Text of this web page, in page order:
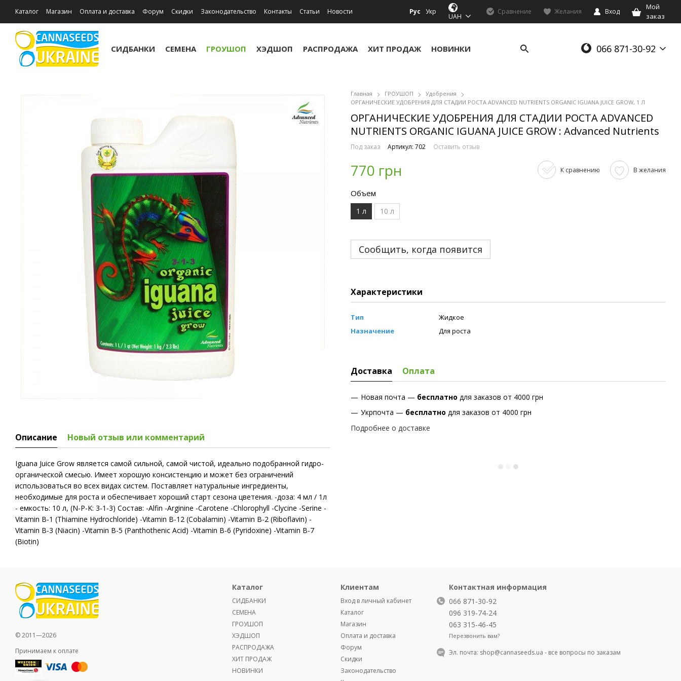
Каталог Магазин Оплата и доставка Форум Скидки Законодательство Контакты Статьи
Новости
Рус Укр
UAH
Сравнение Желания Вход
Мой
заказ
СИДБАНКИ СЕМЕНА ГРОУШОП ХЭДШОП РАСПРОДАЖА ХИТ ПРОДАЖ НОВИНКИ 066 871-30-92
Описание Новый отзыв или комментарий
Iguana Juice Grow является самой сильной, самой чистой, идеально подобранной гидро-
органической смесью. Имеет хорошую консистенцию и может без ограничений
использоваться во всех видах систем. Поставляет натуральные ингредиенты,
необходимые для роста и обеспечивает хороший старт сезона цветения. -доза: 4 мл / 1л
- емкость: 10 л, (N-P-K: 3-1-3) Состав: -Alfin -Arginine -Carotene -Chlorophyll -Clycine -Serine -
Vitamin B-1 (Thiamine Hydrochloride) -Vitamin B-12 (Cobalamin) -Vitamin B-2 (Riboflavin) -
Vitamin B-3 (Niacin) -Vitamin B-5 (Panthothenic Acid) -Vitamin B-6 (Pyridoxine) -Vitamin B-7
(Biotin)
Главная ГРОУШОП
Удобрения
ОРГАНИЧЕСКИЕ УДОБРЕНИЯ ДЛЯ СТАДИИ РОСТА ADVANCED NUTRIENTS ORGANIC IGUANA JUICE GROW, 1 Л
ОРГАНИЧЕСКИЕ УДОБРЕНИЯ ДЛЯ СТАДИИ РОСТА ADVANCED
NUTRIENTS ORGANIC IGUANA JUICE GROW : Advanced Nutrients
Под заказ Артикул: 702 Оставить отзыв
770 грн К сравнению В желания
Объем
1 л 10 л
Сообщить, когда появится
Характеристики
Тип
Жидкое
Назначение
Для роста
Доставка Оплата
Новая почта — бесплатно для заказов от 4000 грн
Укрпочта — бесплатно для заказов от 4000 грн
Подробнее о доставке
© 2011—2026
Принимаем к оплате
Каталог
СИДБАНКИ
СЕМЕНА
ГРОУШОП
ХЭДШОП
РАСПРОДАЖА
ХИТ ПРОДАЖ
НОВИНКИ
Клиентам
Вход в личный кабинет
Каталог
Магазин
Оплата и доставка
Форум
Скидки
Законодательство
Контактная информация
066 871-30-92
096 319-74-24
063 315-46-45
Перезвонить вам?
Эл. почта: shop@cannaseeds.ua - все вопросы по заказам